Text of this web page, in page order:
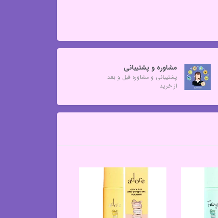
مشاوره و پشتیبانی
پشتیبانی و مشاوره قبل و بعد
از خرید